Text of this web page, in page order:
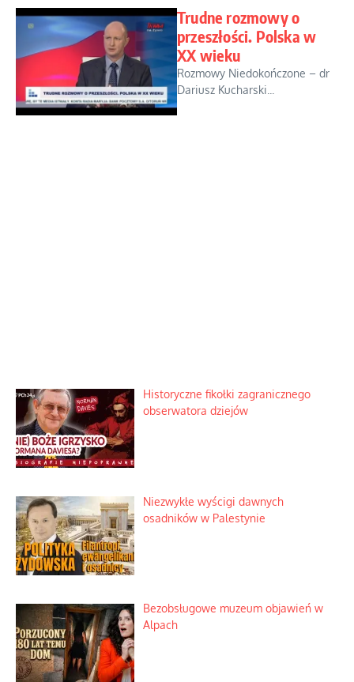
Trudne rozmowy o
przeszłości. Polska w
XX wieku
Rozmowy Niedokończone – dr
Dariusz Kucharski...
Historyczne fikołki zagranicznego
obserwatora dziejów
Niezwykłe wyścigi dawnych
osadników w Palestynie
Bezobsługowe muzeum objawień w
Alpach